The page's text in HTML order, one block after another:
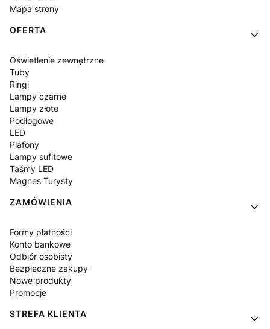
Mapa strony
OFERTA
Oświetlenie zewnętrzne
Tuby
Ringi
Lampy czarne
Lampy złote
Podłogowe
LED
Plafony
Lampy sufitowe
Taśmy LED
Magnes Turysty
ZAMÓWIENIA
Formy płatności
Konto bankowe
Odbiór osobisty
Bezpieczne zakupy
Nowe produkty
Promocje
STREFA KLIENTA